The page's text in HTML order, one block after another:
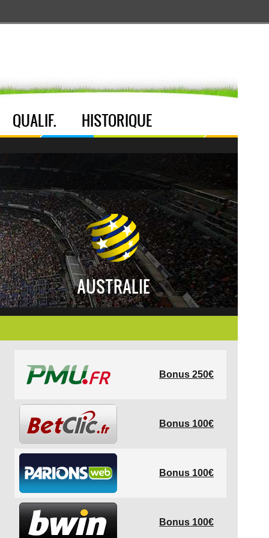
QUALIF. HISTORIQUE
AUSTRALIE
Bonus 250€
Bonus 100€
Bonus 100€
Bonus 100€